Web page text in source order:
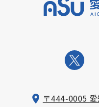
〒444-0005